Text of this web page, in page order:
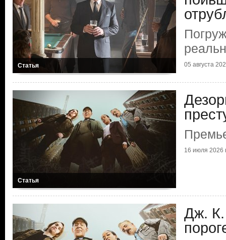
Статья 05 августа
Статья
16 июля 2026
Дж.